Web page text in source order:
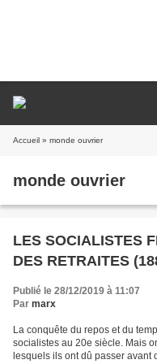
Accueil » monde ouvrier
monde ouvrier
LES SOCIALISTES
DES RETRAITES
Publié le 28/12/2019 à 11:07
Par marx
La conquête du repos et du
socialistes au 20e siècle. Mais
lesquels ils ont dû passer